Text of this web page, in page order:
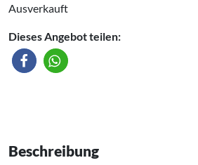
Ausverkauft
Dieses Angebot teilen:
Beschreibung